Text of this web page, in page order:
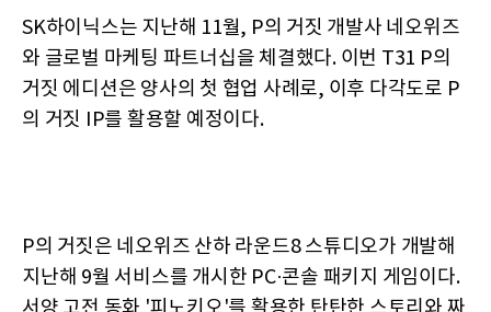
SK하이닉스는 지난해 11월, P의 거짓 개발사 네오위즈
와 글로벌 마케팅 파트너십을 체결했다. 이번 T31 P의
거짓 에디션은 양사의 첫 협업 사례로, 이후 다각도로 P
의 거짓 IP를 활용할 예정이다.
P의 거짓은 네오위즈 산하 라운드8 스튜디오가 개발해
지난해 9월 서비스를 개시한 PC·콘솔 패키지 게임이다.